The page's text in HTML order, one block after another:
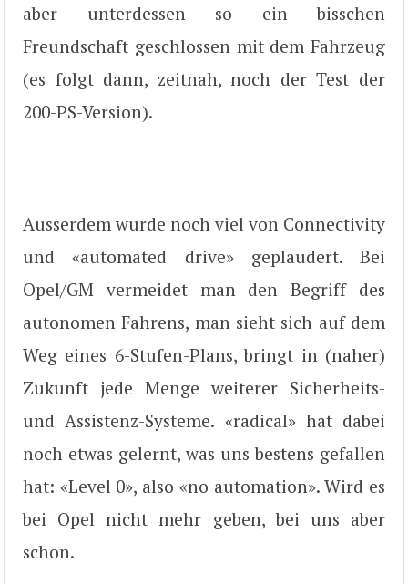
aber unterdessen so ein bisschen
Freundschaft geschlossen mit dem Fahrzeug
(es folgt dann, zeitnah, noch der Test der
200-PS-Version).
Ausserdem wurde noch viel von Connectivity
und «automated drive» geplaudert. Bei
Opel/GM vermeidet man den Begriff des
autonomen Fahrens, man sieht sich auf dem
Weg eines 6-Stufen-Plans, bringt in (naher)
Zukunft jede Menge weiterer Sicherheits-
und Assistenz-Systeme. «radical» hat dabei
noch etwas gelernt, was uns bestens gefallen
hat: «Level 0», also «no automation». Wird es
bei Opel nicht mehr geben, bei uns aber
schon.